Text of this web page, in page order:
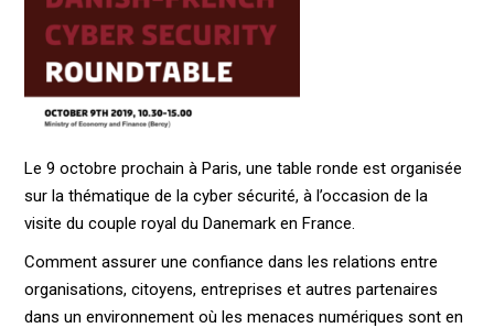
Le 9 octobre prochain à Paris, une table ronde est organisée
sur la thématique de la cyber sécurité, à l’occasion de la
visite du couple royal du Danemark en France.
Comment assurer une confiance dans les relations entre
organisations, citoyens, entreprises et autres partenaires
dans un environnement où les menaces numériques sont en